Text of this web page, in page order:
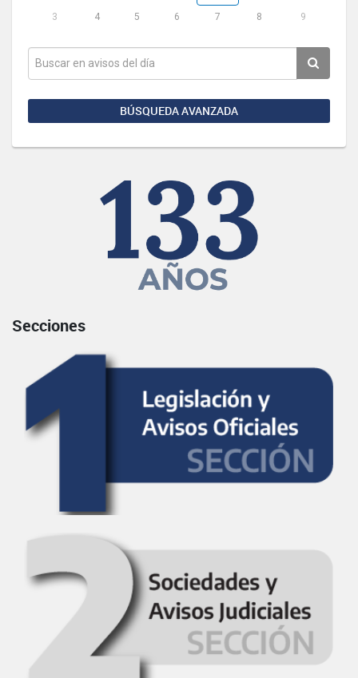
3 4 5 6 7 8 9
BÚSQUEDA AVANZADA
Secciones